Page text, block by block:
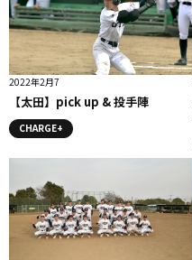
2022年2月7
【太田】pick up & 投手陣
CHARGE+